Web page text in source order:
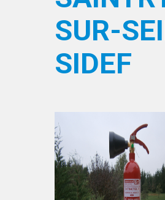
SUR-
SIDEF